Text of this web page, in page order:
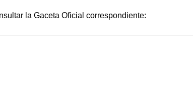
la Gaceta Oficial correspondiente: